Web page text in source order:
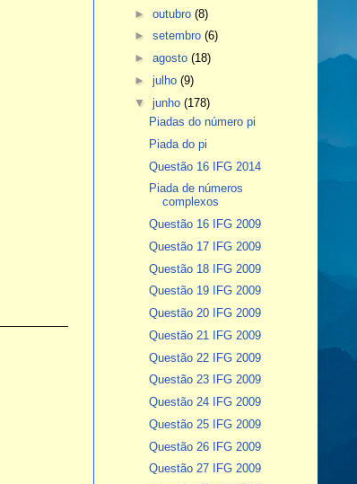
►outubro(8)
►setembro(6)
►agosto(18)
►julho(9)
▼junho(178)
Piadas do número pi
Piada do pi
Questão 16 IFG 2014
Piada de números
complexos
Questão 16 IFG 2009
Questão 17 IFG 2009
Questão 18 IFG 2009
Questão 19 IFG 2009
Questão 20 IFG 2009
Questão 21 IFG 2009
Questão 22 IFG 2009
Questão 23 IFG 2009
Questão 24 IFG 2009
Questão 25 IFG 2009
Questão 26 IFG 2009
Questão 27 IFG 2009